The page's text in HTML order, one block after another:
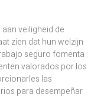
veiligheid de
zien dat hun welzijn
seguro fomenta
valorados por los
las
para desempeñar